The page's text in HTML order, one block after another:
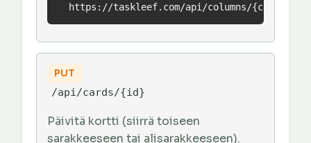
https://taskleef.com/api/columns/
PUT
/api/cards/{id}
Päivitä kortti (siirrä toiseen
sarakkeeseen tai alisarakkeeseen).